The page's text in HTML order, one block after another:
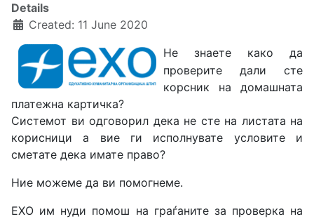
Details
Created: 11 June 2020
Не знаете како да
проверите дали сте
корсник на домашната
платежна картичка?
Системот ви одговорил дека не сте на листата на
корисници а вие ги исполнувате условите и
сметате дека имате право?
Ние можеме да ви помогнеме.
ЕХО им нуди помош на граѓаните за проверка на